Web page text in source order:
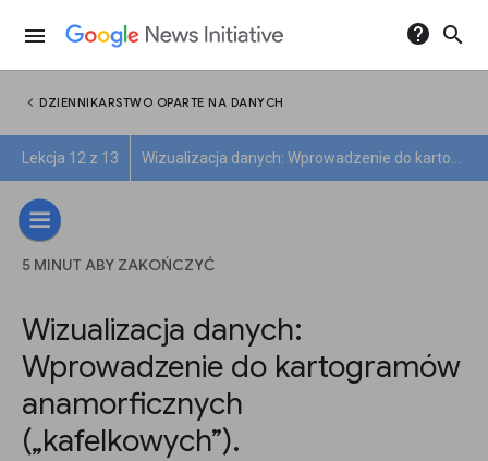
menu help search
chevron_left DZIENNIKARSTWO OPARTE NA DANYCH
Lekcja 12 z 13
5 MINUT ABY ZAKOŃCZYĆ
Wizualizacja danych:
Wprowadzenie do kartogramów
anamorficznych
(„kafelkowych”).